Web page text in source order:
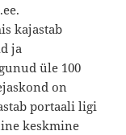
kajastab
ja
üle 100
on
portaali ligi
keskmine